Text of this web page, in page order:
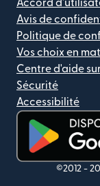
Accord
Avis de
Politique de
Vos choix en
Centre d'aide
Sécurité
Accessibilité
(s'ouvre dans
©2012 -